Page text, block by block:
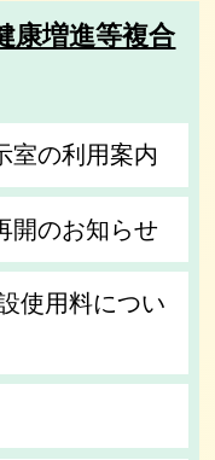
康増進等複合
室の利用案内
開のお知らせ
使用料につい